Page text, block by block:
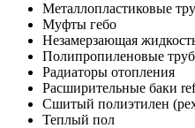
Металлопластиковые
Муфты гебо
Незамерзающая
Полипропиленовые
Радиаторы отопления
Расширительные баки
Сшитый полиэтилен
Теплый пол